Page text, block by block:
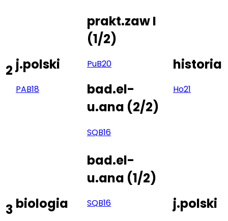
2 j.polski
PAB18
prakt.zaw I
(1/2)
PuB20
bad.el-
u.ana (2/2)
SQB16
historia
Ho21
3 biologia
bad.el-
u.ana (1/2)
SQB16 j.polski